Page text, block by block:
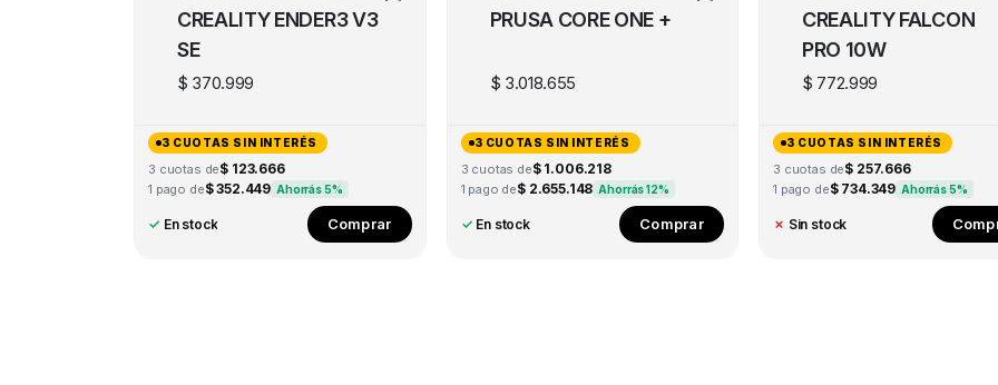
CREALITY ENDER3 V3
SE
$ 370.999
3 CUOTAS SIN INTERÉS
3 cuotas de$ 123.666
1 pago de$ 352.449 Ahorrás 5%
✓ En stock Comprar
PRUSA CORE ONE +
$ 3.018.655
3 CUOTAS SIN INTERÉS
3 cuotas de$ 1.006.218
1 pago de$ 2.655.148 Ahorrás 12%
✓ En stock Comprar
CREALITY FALCON
PRO 10W
$ 772.999
3 CUOTAS SIN INTERÉS
3 cuotas de$ 257.666
1 pago de$ 734.349 Ahorrás 5%
✗ Sin stock